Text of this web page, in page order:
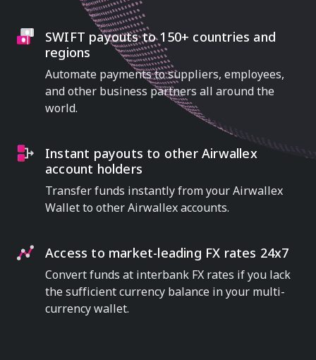
SWIFT payouts to 150+ countries and
regions
Automate payments to suppliers, employees,
and other business partners all around the
world.
Instant payouts to other Airwallex
account holders
Transfer funds instantly from your Airwallex
Wallet to other Airwallex accounts.
Access to market-leading FX rates 24x7
Convert funds at interbank FX rates if you lack
the sufficient currency balance in your multi-
currency wallet.